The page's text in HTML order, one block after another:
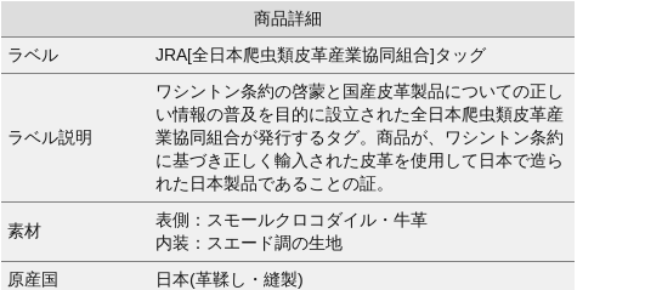
商品詳細
ラベル
JRA[全日本爬虫類皮革産業協同組合]タッグ
ラベル説明
ワシントン条約の啓蒙と国産皮革製品についての正し
い情報の普及を目的に設立された全日本爬虫類皮革産
業協同組合が発行するタグ。商品が、ワシントン条約
に基づき正しく輸入された皮革を使用して日本で造ら
れた日本製品であることの証。
素材
表側：スモールクロコダイル・牛革
内装：スエード調の生地
原産国
日本(革鞣し・縫製)